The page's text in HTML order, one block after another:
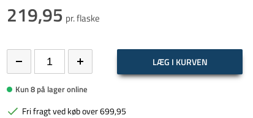
219,95 pr. flaske
LÆG I KURVEN
Kun 8 på lager online
Fri fragt ved køb over 699,95